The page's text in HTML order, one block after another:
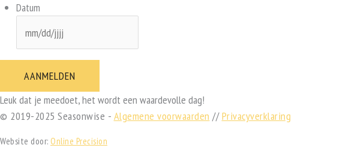
Datum
Leuk dat je meedoet, het wordt een waardevolle dag!
© 2019-2025 Seasonwise - Algemene voorwaarden //Privacyverklaring
Website door: Online Precision